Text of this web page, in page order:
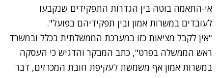
אי-התאמה בוטה בין הגדרות התפקידים שנקבעו
לעובדים במשרות אמון ובין תפקידיהם בפועל".
"אין לקבל מציאות כזו במערכת הממשלתית בכלל ובמשרד
ראש הממשלה בפרט", כתב המבקר והדגיש כי העסקה
במשרות אמון אף משמשת לעקיפת חובת המכרזים, דבר